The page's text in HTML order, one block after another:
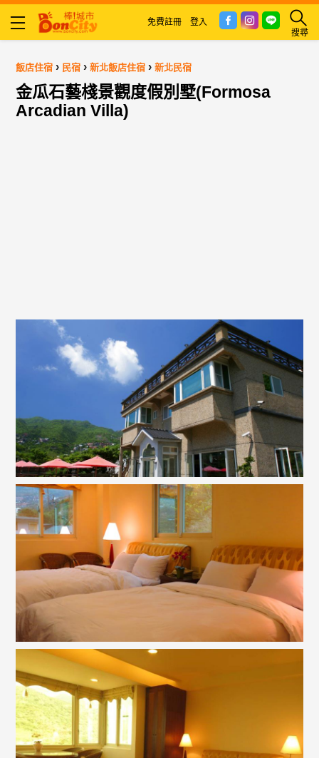
搜尋
免費註冊 登入
飯店住宿 › 民宿 ›新北飯店住宿 ›新北民宿
金瓜石藝棧景觀度假別墅(Formosa
Arcadian Villa)